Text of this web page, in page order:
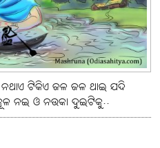
ଟିକିଏ ଜଳ ଜଳ ଥାଇ ଯଦି
ନଇ ଓ ନଉକା ଦୁଇଟିକୁ..